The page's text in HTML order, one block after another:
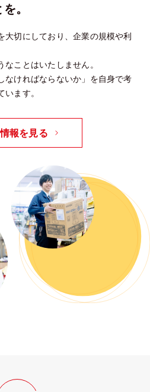
。
大切にしており、企業の規模や利
ことはいたしません。
なければならないか」を自身で考
ます。
報を見る